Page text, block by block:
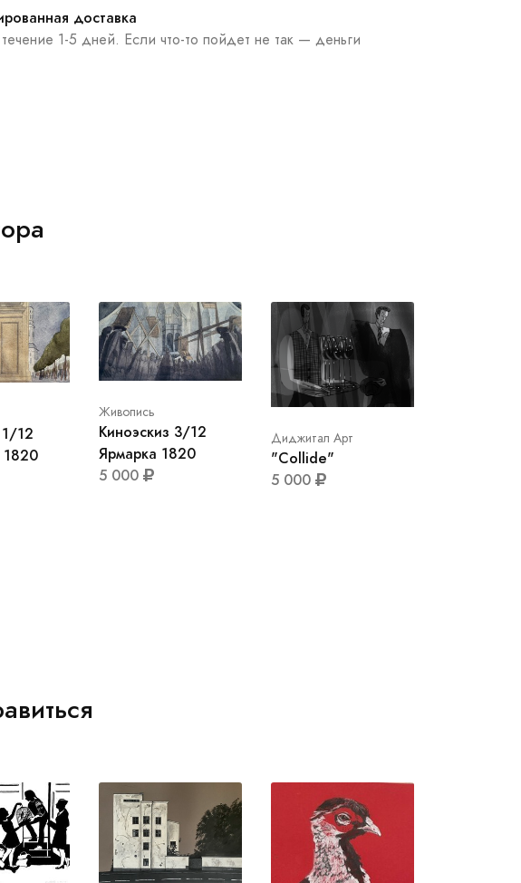
доставка
1-5 дней. Если что-то пойдет не так — деньги
1/12
1820
Живопись
Киноэскиз 3/12
Ярмарка 1820
5 000
Диджитал Арт
"Collide"
5 000